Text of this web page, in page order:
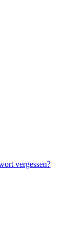
vergessen?